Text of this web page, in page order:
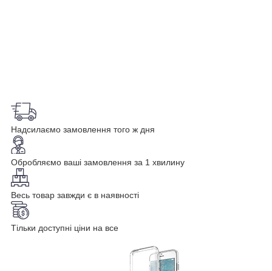
Надсилаємо замовлення того ж дня
Обробляємо ваші замовлення за 1 хвилину
Весь товар завжди є в наявності
Тільки доступні ціни на все